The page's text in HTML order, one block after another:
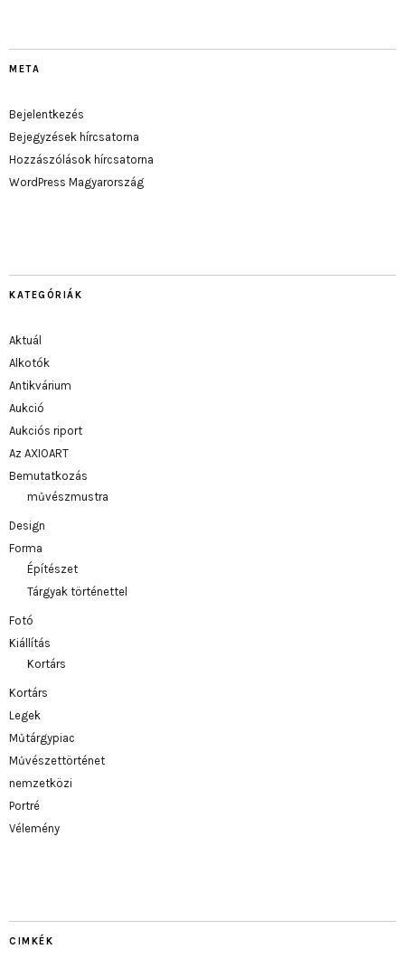
META
Bejelentkezés
Bejegyzések hírcsatorna
Hozzászólások hírcsatorna
WordPress Magyarország
KATEGÓRIÁK
Aktuál
Alkotók
Antikvárium
Aukció
Aukciós riport
Az AXIOART
Bemutatkozás
művészmustra
Design
Forma
Építészet
Tárgyak történettel
Fotó
Kiállítás
Kortárs
Kortárs
Legek
Műtárgypiac
Művészettörténet
nemzetközi
Portré
Vélemény
CIMKÉK